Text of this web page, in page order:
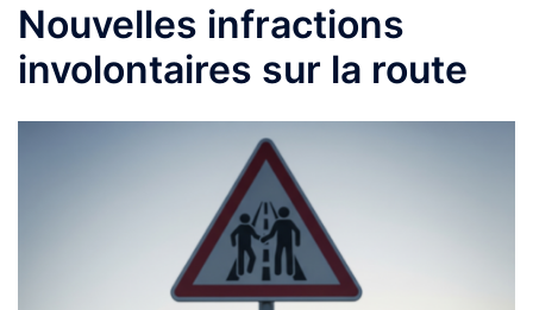
Nouvelles infractions
involontaires sur la route